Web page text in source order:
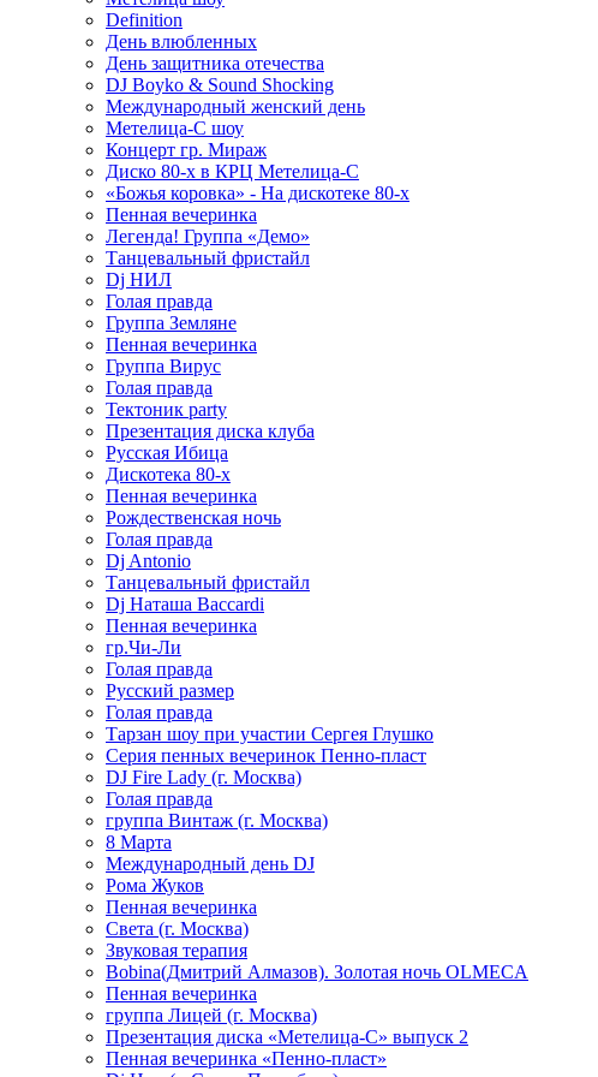
Definition
День влюбленных
День защитника отечества
DJ Boyko & Sound Shocking
Международный женский день
Метелица-С шоу
Концерт гр. Мираж
Диско 80-х в КРЦ Метелица-С
«Божья коровка» - На дискотеке 80-х
Пенная вечеринка
Легенда! Группа «Демо»
Танцевальный фристайл
Dj НИЛ
Голая правда
Группа Земляне
Пенная вечеринка
Группа Вирус
Голая правда
Тектоник party
Презентация диска клуба
Русская Ибица
Дискотека 80-х
Пенная вечеринка
Рождественская ночь
Голая правда
Dj Antonio
Танцевальный фристайл
Dj Наташа Baccardi
Пенная вечеринка
гр.Чи-Ли
Голая правда
Русский размер
Голая правда
Тарзан шоу при участии Сергея Глушко
Серия пенных вечеринок Пенно-пласт
DJ Fire Lady (г. Москва)
Голая правда
группа Винтаж (г. Москва)
8 Марта
Международный день DJ
Рома Жуков
Пенная вечеринка
Света (г. Москва)
Звуковая терапия
Bobina(Дмитрий Алмазов). Золотая ночь OLMECA
Пенная вечеринка
группа Лицей (г. Москва)
Презентация диска «Метелица-С» выпуск 2
Пенная вечеринка «Пенно-пласт»